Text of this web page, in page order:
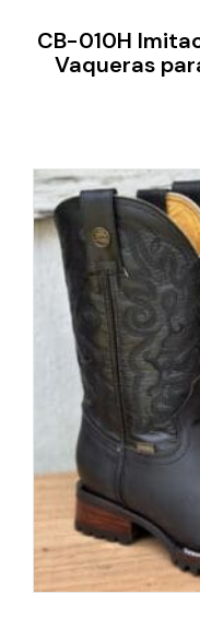
CB-010H
Vaqueras